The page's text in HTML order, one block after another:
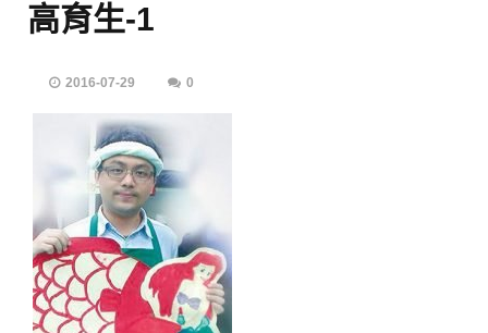
高育生-1
2016-07-29 0